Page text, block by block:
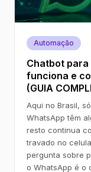
Automação
Chatbot para
funciona e
(GUIA
Aqui no Brasil,
WhatsApp têm
resto continua
travado no
pergunta sobre
o WhatsApp é o